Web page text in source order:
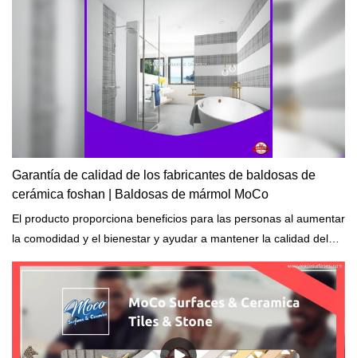
Garantía de calidad de los fabricantes de baldosas de
cerámica foshan | Baldosas de mármol MoCo
El producto proporciona beneficios para las personas al aumentar
la comodidad y el bienestar y ayudar a mantener la calidad del
aire saludable en los edificios.